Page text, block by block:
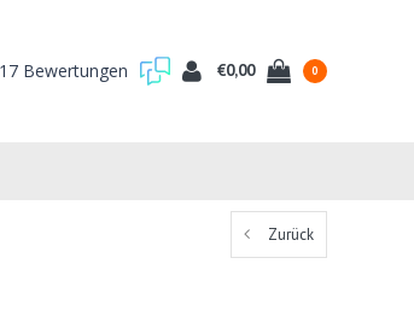
17 Bewertungen €0,00 0
Zurück